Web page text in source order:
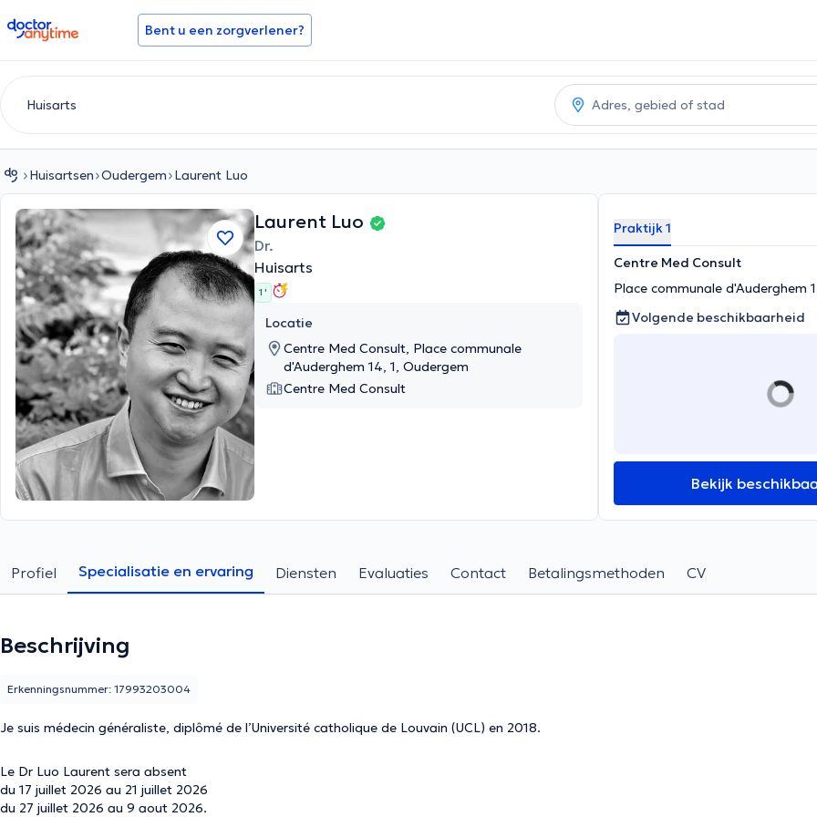
doctoranytime Bent u een zorgverlener?
Huisartsen Oudergem Laurent Luo
Laurent Luo
Dr.
Huisarts
1 '
Locatie
Centre Med Consult, Place communale
d'Auderghem 14, 1, Oudergem
Centre Med Consult
Praktijk 1
Centre Med Consult
Place communale d'Auderghem
Volgende beschikbaarheid
Bekijk
Profiel Specialisatie en ervaring Diensten Evaluaties Contact Betalingsmethoden CV
Beschrijving
Je suis médecin généraliste, diplômé de l’Université catholique de Louvain (UCL) en 2018.
Le Dr Luo Laurent sera absent
du 17 juillet 2026 au 21 juillet 2026
du 27 juillet 2026 au 9 aout 2026.
Erkenningsnummer: 17993203004